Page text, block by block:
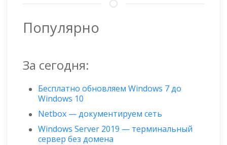
Популярно
За сегодня:
Бесплатно обновляем Windows 7 до
Windows 10
Netbox — документируем сеть
Windows Server 2019 — терминальный
сервер без домена